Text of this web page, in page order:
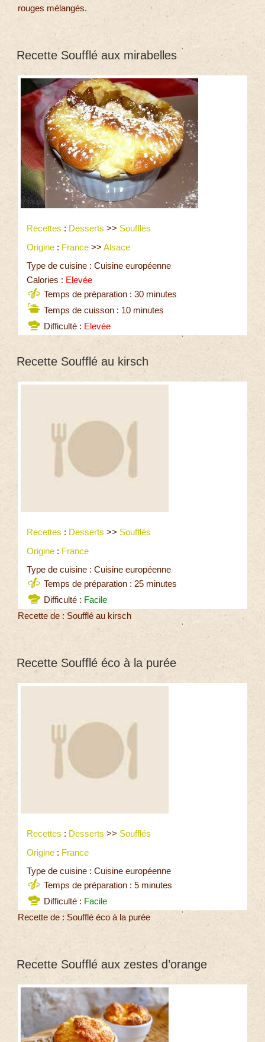
rouges mélangés.
Recette Soufflé aux mirabelles
Recettes : Desserts >> Soufflés
Origine : France >> Alsace
Type de cuisine : Cuisine européenne
Calories : Elevée
Temps de préparation : 30 minutes
Temps de cuisson : 10 minutes
Difficulté : Elevée
Recette Soufflé au kirsch
Recettes : Desserts >> Soufflés
Origine : France
Type de cuisine : Cuisine européenne
Temps de préparation : 25 minutes
Difficulté : Facile
Recette de : Soufflé au kirsch
Recette Soufflé éco à la purée
Recettes : Desserts >> Soufflés
Origine : France
Type de cuisine : Cuisine européenne
Temps de préparation : 5 minutes
Difficulté : Facile
Recette de : Soufflé éco à la purée
Recette Soufflé aux zestes d’orange